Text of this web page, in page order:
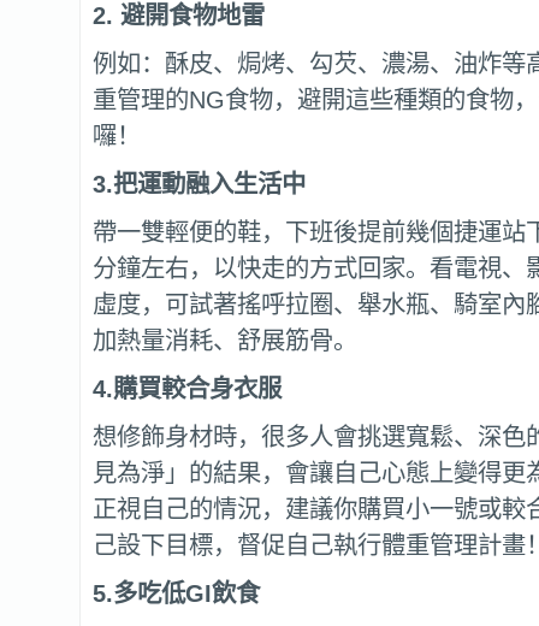
2. 避開食物地雷
例如：酥皮、焗烤、勾芡、濃湯、油炸等
重管理的NG食物，避開這些種類的食物
囉！
3.把運動融入生活中
帶一雙輕便的鞋，下班後提前幾個捷運站
分鐘左右，以快走的方式回家。看電視、
虛度，可試著搖呼拉圈、舉水瓶、騎室內
加熱量消耗、舒展筋骨。
4.購買較合身衣服
想修飾身材時，很多人會挑選寬鬆、深色
見為淨」的結果，會讓自己心態上變得更
正視自己的情況，建議你購買小一號或較
己設下目標，督促自己執行體重管理計畫
5.多吃低GI飲食